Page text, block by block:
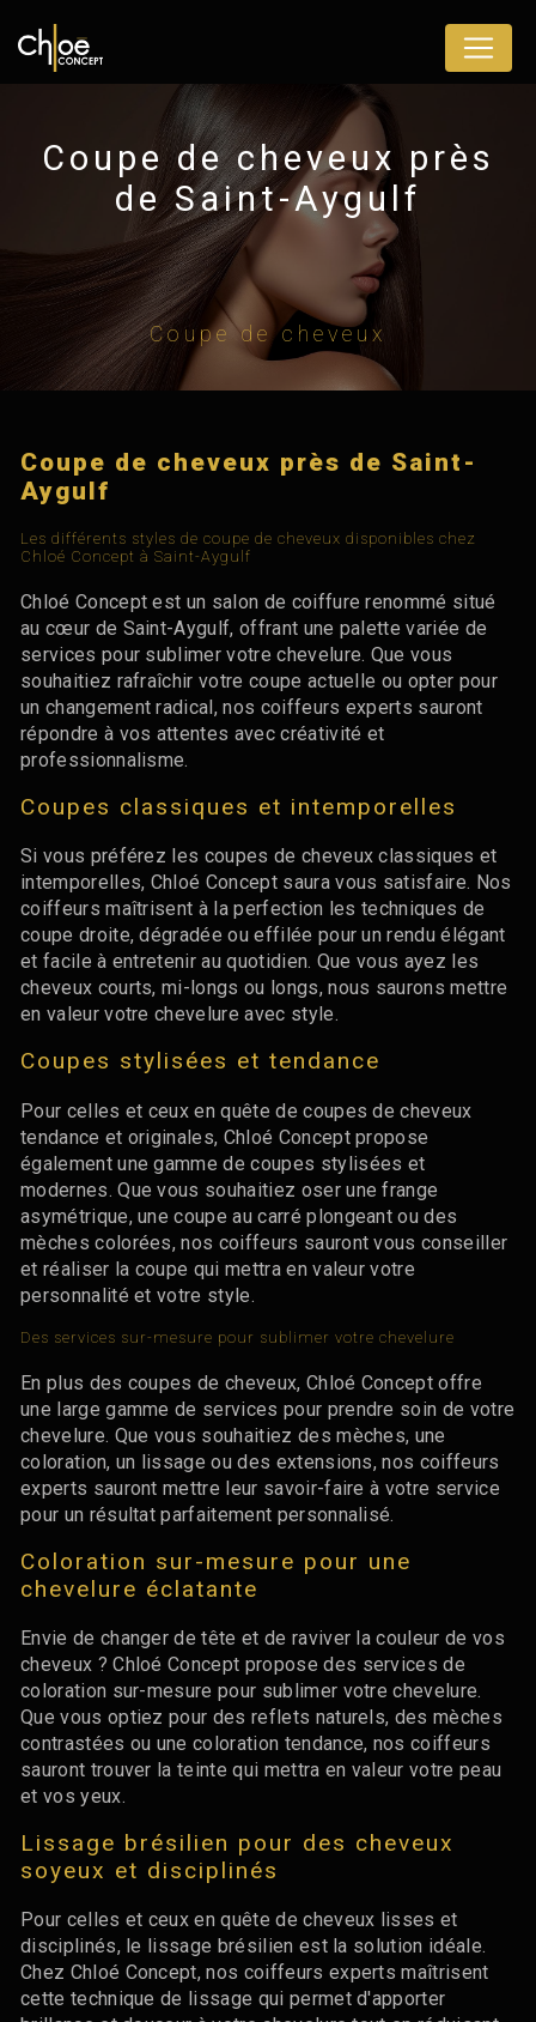
Coupe de cheveux près
de Saint-Aygulf
Coupe de cheveux
Coupe de cheveux près de Saint-
Aygulf
Les différents styles de coupe de cheveux disponibles chez
Chloé Concept à Saint-Aygulf
Chloé Concept est un salon de coiffure renommé situé
au cœur de Saint-Aygulf, offrant une palette variée de
services pour sublimer votre chevelure. Que vous
souhaitiez rafraîchir votre coupe actuelle ou opter pour
un changement radical, nos coiffeurs experts sauront
répondre à vos attentes avec créativité et
professionnalisme.
Coupes classiques et intemporelles
Si vous préférez les coupes de cheveux classiques et
intemporelles, Chloé Concept saura vous satisfaire. Nos
coiffeurs maîtrisent à la perfection les techniques de
coupe droite, dégradée ou effilée pour un rendu élégant
et facile à entretenir au quotidien. Que vous ayez les
cheveux courts, mi-longs ou longs, nous saurons mettre
en valeur votre chevelure avec style.
Coupes stylisées et tendance
Pour celles et ceux en quête de coupes de cheveux
tendance et originales, Chloé Concept propose
également une gamme de coupes stylisées et
modernes. Que vous souhaitiez oser une frange
asymétrique, une coupe au carré plongeant ou des
mèches colorées, nos coiffeurs sauront vous conseiller
et réaliser la coupe qui mettra en valeur votre
personnalité et votre style.
Des services sur-mesure pour sublimer votre chevelure
En plus des coupes de cheveux, Chloé Concept offre
une large gamme de services pour prendre soin de votre
chevelure. Que vous souhaitiez des mèches, une
coloration, un lissage ou des extensions, nos coiffeurs
experts sauront mettre leur savoir-faire à votre service
pour un résultat parfaitement personnalisé.
Coloration sur-mesure pour une
chevelure éclatante
Envie de changer de tête et de raviver la couleur de vos
cheveux ? Chloé Concept propose des services de
coloration sur-mesure pour sublimer votre chevelure.
Que vous optiez pour des reflets naturels, des mèches
contrastées ou une coloration tendance, nos coiffeurs
sauront trouver la teinte qui mettra en valeur votre peau
et vos yeux.
Lissage brésilien pour des cheveux
soyeux et disciplinés
Pour celles et ceux en quête de cheveux lisses et
disciplinés, le lissage brésilien est la solution idéale.
Chez Chloé Concept, nos coiffeurs experts maîtrisent
cette technique de lissage qui permet d'apporter